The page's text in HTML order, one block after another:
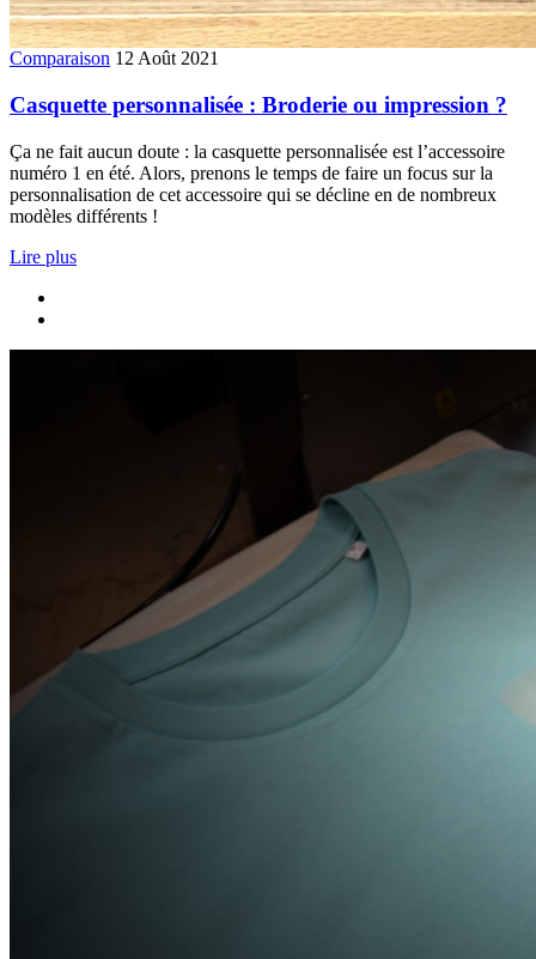
Comparaison 12 Août 2021
Casquette personnalisée : Broderie ou impression ?
Ça ne fait aucun doute : la casquette personnalisée est l’accessoire
numéro 1 en été. Alors, prenons le temps de faire un focus sur la
personnalisation de cet accessoire qui se décline en de nombreux
modèles différents !
Lire plus